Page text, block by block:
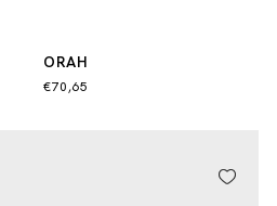
ORAH
€70,65